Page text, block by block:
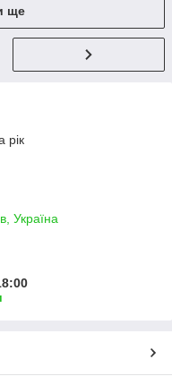
ще
рік
Україна